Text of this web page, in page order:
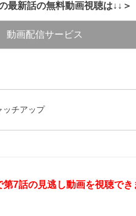
最新話の無料動画視聴は↓↓＞
動画配信サービス
ッチアップ
7話の見逃し動画を視聴でき